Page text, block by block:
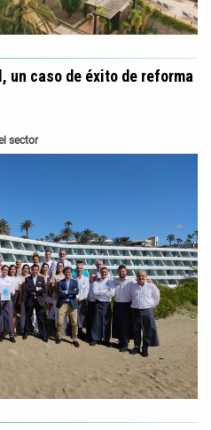
sector
un caso de éxito de reforma